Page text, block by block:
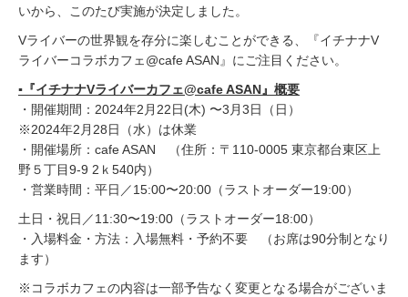
いから、このたび実施が決定しました。
Vライバーの世界観を存分に楽しむことができる、『イチナナV
ライバーコラボカフェ@cafe ASAN』にご注目ください。
▪️『イチナナVライバーカフェ@cafe ASAN』概要
・開催期間：2024年2月22日(木) 〜3月3日（日）
※2024年2月28日（水）は休業
・開催場所：cafe ASAN （住所：〒110-0005 東京都台東区上
野５丁目9-9 2ｋ540内）
・営業時間：平日／15:00〜20:00（ラストオーダー19:00）
土日・祝日／11:30〜19:00（ラストオーダー18:00）
・入場料金・方法：入場無料・予約不要 （お席は90分制となり
ます）
※コラボカフェの内容は一部予告なく変更となる場合がございま